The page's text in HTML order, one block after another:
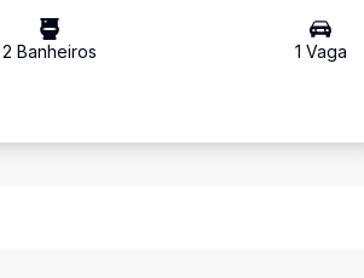
2 Banheiros 1 Vaga